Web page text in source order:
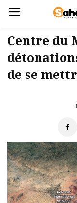
Centre du
de se